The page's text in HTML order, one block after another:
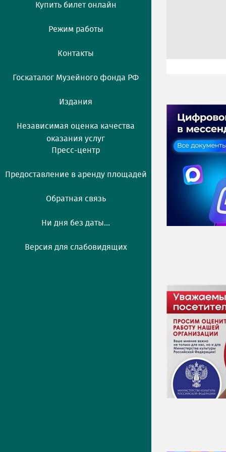
Купить билет онлайн
Режим работы
Контакты
Госкаталог Музейного фонда РФ
Издания
Независимая оценка качества
оказания услуг
Пресс-центр
Предоставление в аренду площадей
Обратная связь
Ни дня без даты...
Версия для слабовидящих